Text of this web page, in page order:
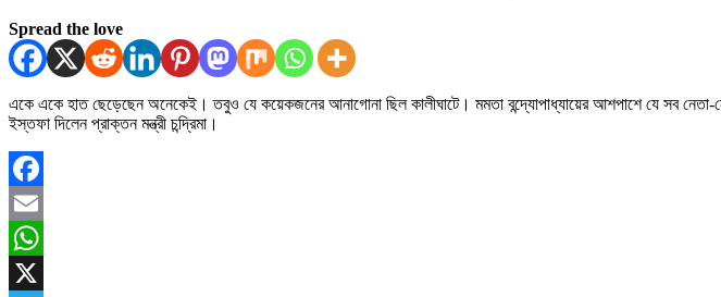
Spread the love
একে একে হাত ছেড়েছেন অনেকেই। তবুও যে কয়েকজনের আনাগোনা ছিল কালীঘাটে। মমতা বন্দ্যোপাধ্যায়ের আশপাশে যে সব নেতা-
ইস্তফা দিলেন প্রাক্তন মন্ত্রী চন্দ্রিমা।
Facebook
Email
WhatsApp